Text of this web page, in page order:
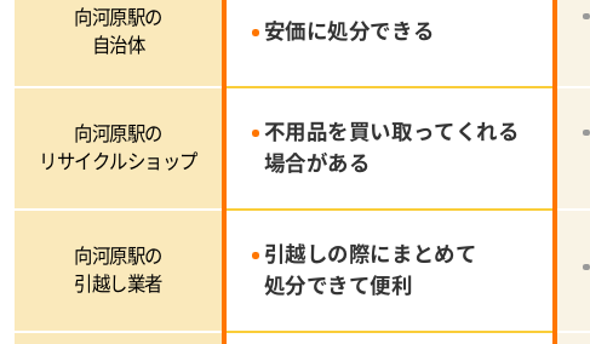
向河原駅の
自治体
安価に処分できる
向河原駅の
リサイクルショップ
不用品を買い取ってくれる
場合がある
向河原駅の
引越し業者
引越しの際にまとめて
処分できて便利